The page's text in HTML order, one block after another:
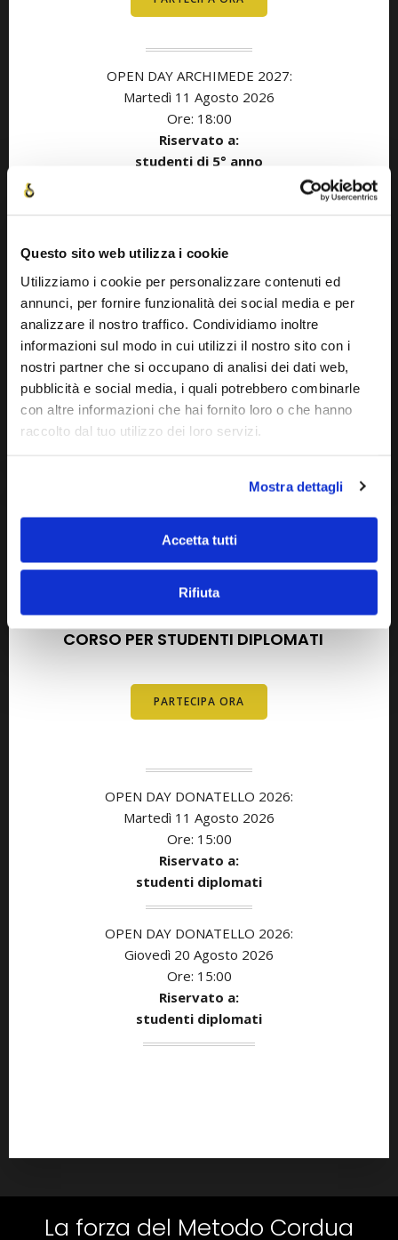
Questo sito web utilizza i cookie
Utilizziamo i cookie per personalizzare contenuti ed
annunci, per fornire funzionalità dei social media e per
analizzare il nostro traffico. Condividiamo inoltre
informazioni sul modo in cui utilizzi il nostro sito con i
nostri partner che si occupano di analisi dei dati web,
pubblicità e social media, i quali potrebbero combinarle
con altre informazioni che hai fornito loro o che hanno
raccolto dal tuo utilizzo dei loro servizi.
Mostra dettagli
Accetta tutti
Rifiuta
OPEN DAY ARCHIMEDE 2027:
Martedì 11 Agosto 2026
Ore: 18:00
Riservato a:
studenti di 5° anno
Giovedì 20 Agosto
Ore: 18:00
Riservato a:
studenti di 5° anno
con anno di diploma nel 2027
AGOSTO 2026
OPEN DAY METODO DELTA
CORSO PER STUDENTI DIPLOMATI
PARTECIPA ORA
OPEN DAY DONATELLO 2026:
Martedì 11 Agosto 2026
Ore: 15:00
Riservato a:
studenti diplomati
OPEN DAY DONATELLO 2026:
Giovedì 20 Agosto 2026
Ore: 15:00
Riservato a:
studenti diplomati
La forza del Metodo Cordua